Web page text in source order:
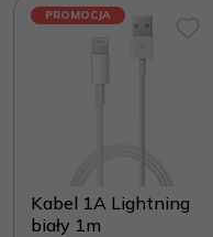
PROMOCJA
Kabel 1A Lightning
biały 1m